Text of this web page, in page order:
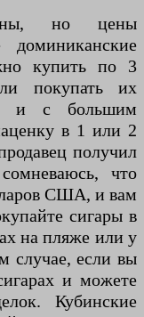
но цены
купить по 3
покупать их
и с большим
в 1 или 2
получил
что
США, и вам
сигары в
на пляже или у
случае, если вы
и можете
Кубинские